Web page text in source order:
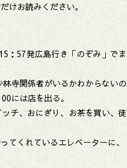
けお読みください。
：57発広島行き「のぞみ」でま
寺関係者がいるかわからないの
には店を出る。
チ、おにぎり、お茶を買い、徒
てくれているエレベーターに、